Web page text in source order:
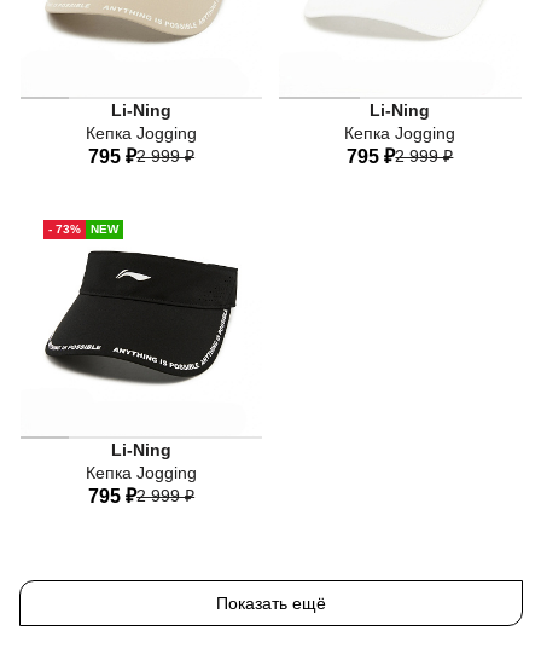
Li-Ning
Кепка Jogging
795 ₽2 999 ₽
One-size
Li-Ning
Кепка Jogging
795 ₽2 999 ₽
- 73% NEW
Li-Ning
Кепка Jogging
795 ₽2 999 ₽
Показать ещё